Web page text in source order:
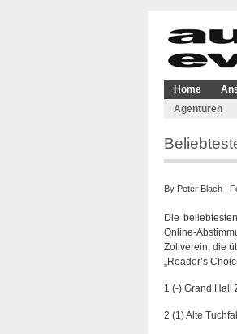
Home
Agenturen
By Peter Blach |
Die
Online-
Zollverein, die
„Reader’s
1 (-) Grand Hall
2 (1) Alte